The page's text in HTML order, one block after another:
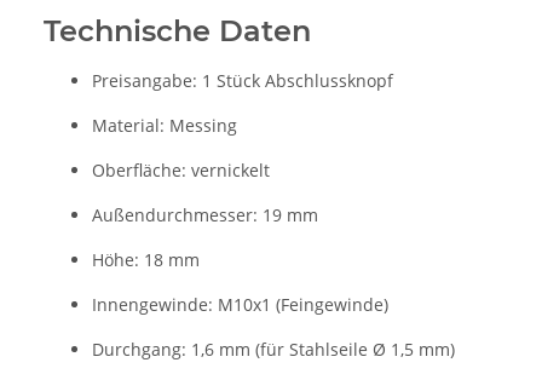
Technische Daten
Preisangabe: 1 Stück Abschlussknopf
Material: Messing
Oberfläche: vernickelt
Außendurchmesser: 19 mm
Höhe: 18 mm
Innengewinde: M10x1 (Feingewinde)
Durchgang: 1,6 mm (für Stahlseile Ø 1,5 mm)